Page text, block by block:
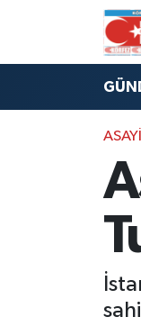
Hava
Trafik
Süper Lig
Son Dakika